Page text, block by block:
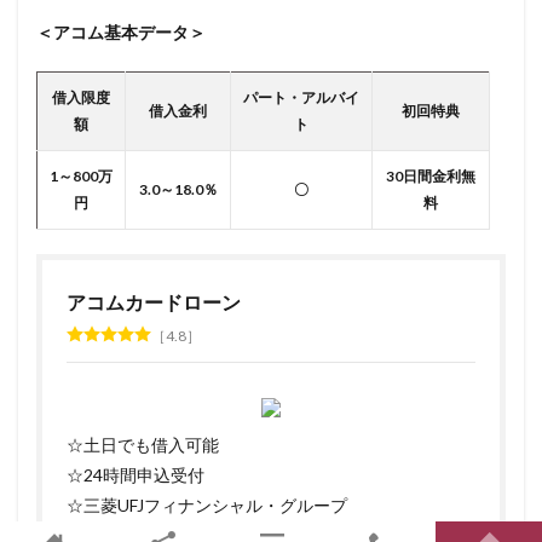
＜アコム基本データ＞
借入限度
額
借入金利
パート・アルバイ
ト
初回特典
1～800万
円
3.0～18.0％ 〇
30日間金利無
料
アコムカードローン
4.8
☆土日でも借入可能
☆24時間申込受付
☆三菱UFJフィナンシャル・グループ
＊おすすめ度は当社独自評価による